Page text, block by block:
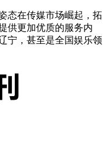
态在传媒市场崛起，拓
供更加优质的服务内
宁，甚至是全国娱乐领